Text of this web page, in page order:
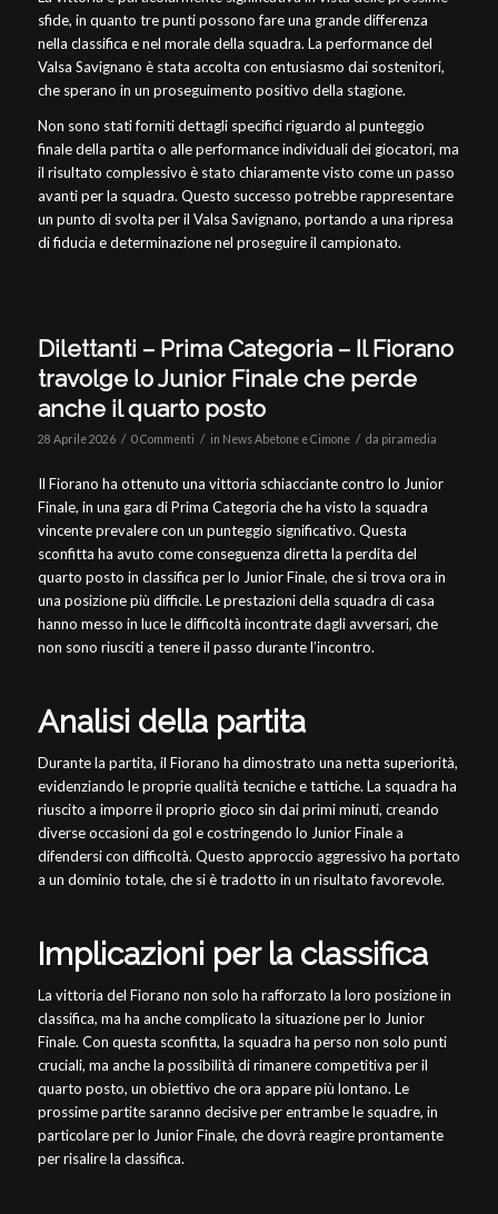
sfide, in quanto tre punti possono fare una grande differenza
nella classifica e nel morale della squadra. La performance del
Valsa Savignano è stata accolta con entusiasmo dai sostenitori,
che sperano in un proseguimento positivo della stagione.
Non sono stati forniti dettagli specifici riguardo al punteggio
finale della partita o alle performance individuali dei giocatori, ma
il risultato complessivo è stato chiaramente visto come un passo
avanti per la squadra. Questo successo potrebbe rappresentare
un punto di svolta per il Valsa Savignano, portando a una ripresa
di fiducia e determinazione nel proseguire il campionato.
Dilettanti – Prima Categoria – Il Fiorano
travolge lo Junior Finale che perde
anche il quarto posto
28 Aprile 2026 / 0 Commenti / in News Abetone e Cimone / da piramedia
Il Fiorano ha ottenuto una vittoria schiacciante contro lo Junior
Finale, in una gara di Prima Categoria che ha visto la squadra
vincente prevalere con un punteggio significativo. Questa
sconfitta ha avuto come conseguenza diretta la perdita del
quarto posto in classifica per lo Junior Finale, che si trova ora in
una posizione più difficile. Le prestazioni della squadra di casa
hanno messo in luce le difficoltà incontrate dagli avversari, che
non sono riusciti a tenere il passo durante l’incontro.
Analisi della partita
Durante la partita, il Fiorano ha dimostrato una netta superiorità,
evidenziando le proprie qualità tecniche e tattiche. La squadra ha
riuscito a imporre il proprio gioco sin dai primi minuti, creando
diverse occasioni da gol e costringendo lo Junior Finale a
difendersi con difficoltà. Questo approccio aggressivo ha portato
a un dominio totale, che si è tradotto in un risultato favorevole.
Implicazioni per la classifica
La vittoria del Fiorano non solo ha rafforzato la loro posizione in
classifica, ma ha anche complicato la situazione per lo Junior
Finale. Con questa sconfitta, la squadra ha perso non solo punti
cruciali, ma anche la possibilità di rimanere competitiva per il
quarto posto, un obiettivo che ora appare più lontano. Le
prossime partite saranno decisive per entrambe le squadre, in
particolare per lo Junior Finale, che dovrà reagire prontamente
per risalire la classifica.